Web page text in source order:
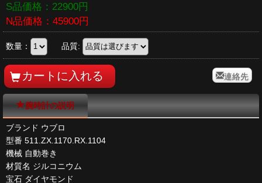
S品価格： 22900円
N品価格： 45900円
数量： 品質:
連絡先
腕時計の説明
ブランド ウブロ
型番 511.ZX.1170.RX.1104
機械 自動巻き
材質名 ジルコニウム
宝石 ダイヤモンド